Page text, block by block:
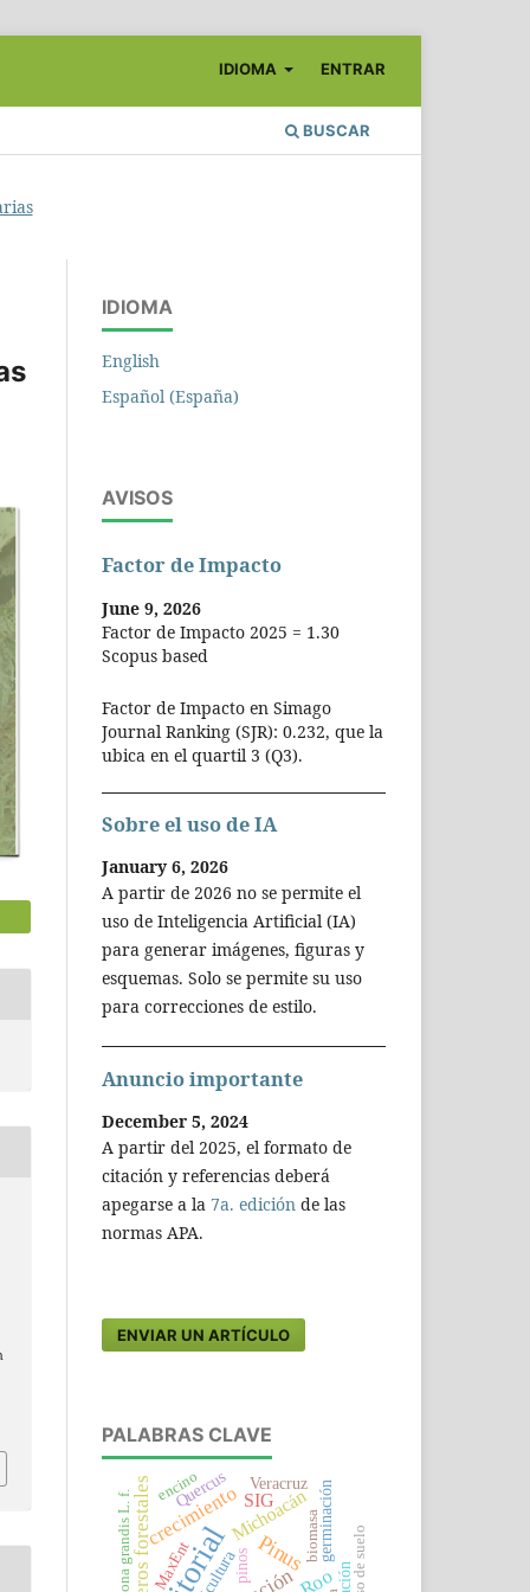
BUSCAR
IDIOMA ENTRAR
IDIOMA
English
Español (España)
AVISOS
Factor de Impacto
June 9, 2026
Factor de Impacto 2025 = 1.30
Scopus based
Factor de Impacto en Simago
Journal Ranking (SJR): 0.232, que la
ubica en el quartil 3 (Q3).
Sobre el uso de IA
January 6, 2026
A partir de 2026 no se permite el
uso de Inteligencia Artificial (IA)
para generar imágenes, figuras y
esquemas. Solo se permite su uso
para correcciones de estilo.
Anuncio importante
December 5, 2024
A partir del 2025, el formato de
citación y referencias deberá
apegarse a la 7a. edición de las
normas APA.
ENVIAR UN ARTÍCULO
PALABRAS CLAVE
Pinus
viveros forestalescrecimientoMichoacán
SIG germinación
pinos
Quercus
MaxEnt
Veracruz
uso de suelo
biomasa
Tectona grandis L. f.
encino